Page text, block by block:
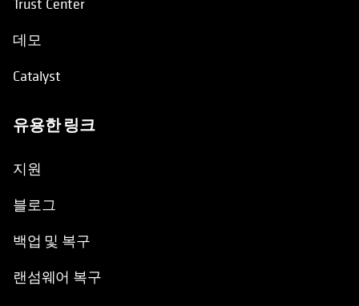
Trust Center
데모
Catalyst
유용한 링크
지원
블로그
백업 및 복구
랜섬웨어 복구